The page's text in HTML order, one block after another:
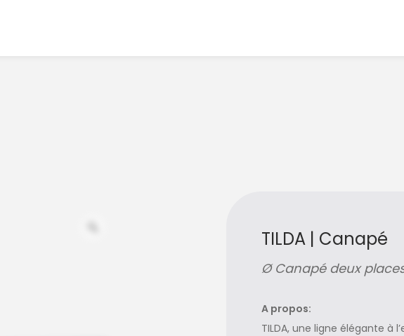
TILDA | Canapé
Ø Canapé deux
A propos:
TILDA, une ligne élégante à